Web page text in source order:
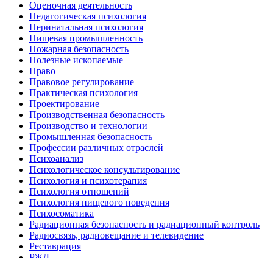
Оценочная деятельность
Педагогическая психология
Перинатальная психология
Пищевая промышленность
Пожарная безопасность
Полезные ископаемые
Право
Правовое регулирование
Практическая психология
Проектирование
Производственная безопасность
Производство и технологии
Промышленная безопасность
Профессии различных отраслей
Психоанализ
Психологическое консультирование
Психология и психотерапия
Психология отношений
Психология пищевого поведения
Психосоматика
Радиационная безопасность и радиационный контроль
Радиосвязь, радиовещание и телевидение
Реставрация